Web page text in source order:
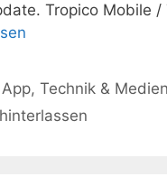
Tropico Mobile /
App,Technik & Medien